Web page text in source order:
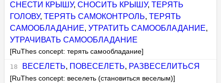
СНЕСТИ КРЫШУ,СНОСИТЬ КРЫШУ,ТЕРЯТЬ
ГОЛОВУ,ТЕРЯТЬ САМОКОНТРОЛЬ,ТЕРЯТЬ
САМООБЛАДАНИЕ,УТРАТИТЬ САМООБЛАДАНИЕ,
УТРАЧИВАТЬ САМООБЛАДАНИЕ
[RuThes concept: терять самообладание]
ВЕСЕЛЕТЬ, ПОВЕСЕЛЕТЬ, РАЗВЕСЕЛИТЬСЯ
[RuThes concept: веселеть (становиться веселым)]